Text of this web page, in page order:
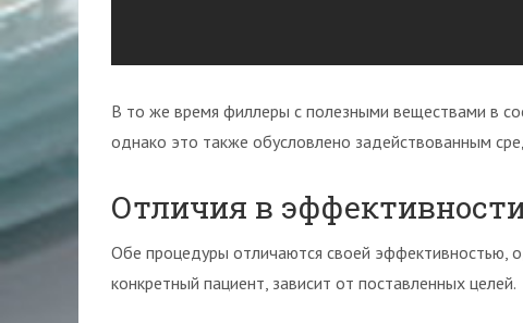
В то же время филлеры с полезными веществами в
однако это также обусловлено задействованным
Отличия в
Обе процедуры отличаются своей эффективностью,
конкретный пациент, зависит от поставленных целей.